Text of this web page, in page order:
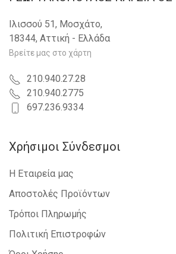
Ιλισσού 51, Μοσχάτο,
18344, Αττική - Ελλάδα
Βρείτε μας στο χάρτη
210.940.27.28
210.940.2775
697.236.9334
Χρήσιμοι Σύνδεσμοι
Η Εταιρεία μας
Αποστολές Προϊόντων
Τρόποι Πληρωμής
Πολιτική Επιστροφών